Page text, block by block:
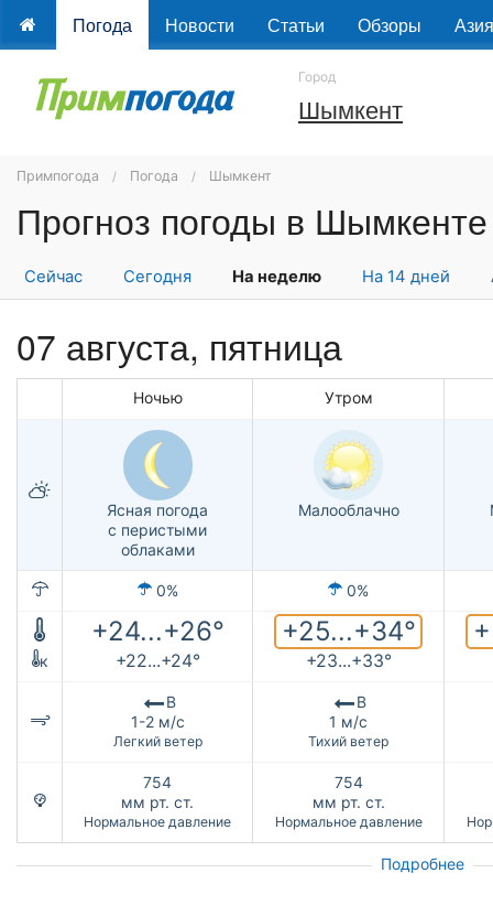
Погода Новости Статьи Обзоры Азия
Город
Шымкент
Примпогода Погода Шымкент
Сейчас Сегодня На неделю На 14 дней
07 августа, пятница
Ночью Утром
Ясная погода
с перистыми
облаками
Малооблачно
0% 0%
+24...+26° +25...+34°
к +22...+24° +23...+33°
В
1-2 м/с
Легкий ветер
В
1 м/с
Тихий ветер
754
мм рт. ст.
Нормальное давление
754
мм рт. ст.
Нормальное давление
Подробнее